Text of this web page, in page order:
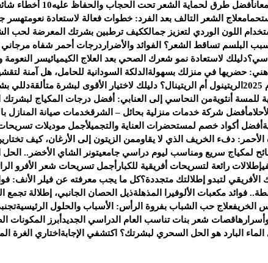
أفضل طرق لحماية الشعر تحت الحجاب والحفاظ عليه10 أخطاء شائعة تفسد روتين العناية بالبشرة
علاج الشعر التالف بعد الفرد: خطوات فعالة لاستعادة نعومتهسر
اللون الوردي لتعزيز جمالككيف ترطبين بشرتك المعرضة لحب
البلسم تساقط الشعر؟ الفوائد والأضرار درجات أحمر شفاه مرجاني
دليلك لاستعادة نمو شعرك الصحي بعد العلاج الكيميائيسر النعومة
حضريها في منزلك بسهولة الدلكة السودانية للحامل، هل آمنة
الريتينول أم الريتينال؟ دليلك لاختيار الأقوى لبشرة متألقةدللي
للمسة أنثويةمن النحاسي إلى العنابي: أفضل درجات المكياج لبشرتك
أفضل شركة خدمات منزلية بحائل – الشرقخدمات صيانة المنازل
أفضل أكواد خصم لمستحضرات العناية والتجميلأجمل موديلات
الأحمر: دفء الخريف الذي لا يقاوممن الزيتون إلى الأرغان، كيف
لمكياج سريع ومناسب ليوم دراسي جامعيتونر الشاي الأخضر.. الحل
إطلالات رائعة لتسريحات أفريقية للكبار أجمل تسريحات شعر الأفرو
لتبدو إطلالتك متجددة؟كل ما يجب معرفته عن فيلر الأنف:
فوائد مكعبات الألوفيرا المذهلةذيل الحصان الجانبي، إطلالة تجمع
الخريفعلاج حب الشباب بفروة الرأس: الأسباب والحلول الرئيسية
قصات شعر بنات تناسب العام الدراسي الجديد أبرز المكونات
البارد هو الحل السحري لبشرتك؟ اكتشفي الإجابة اختاري الغرة